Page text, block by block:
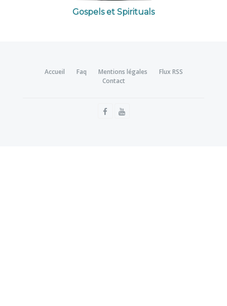
Gospels et Spirituals
Accueil Faq Mentions légales
Flux RSS
Contact